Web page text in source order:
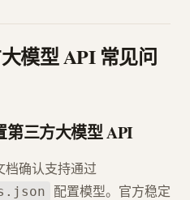
模型 API 常见问
第三方大模型 API
确认支持通过
配置模型。官方稳定